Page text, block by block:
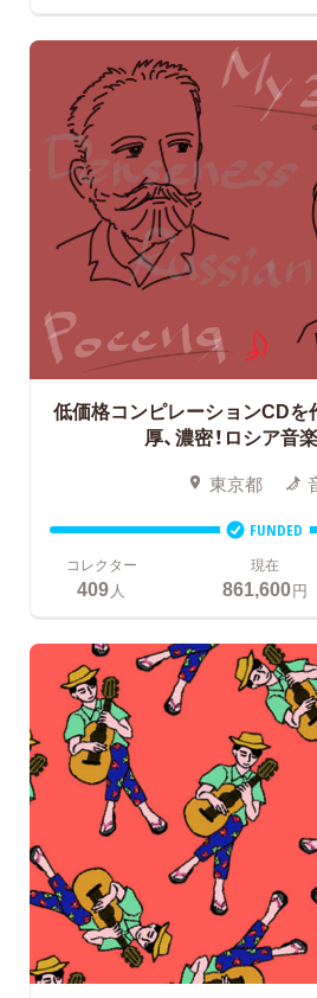
低価格コンピレーションCDを
厚、濃密！ロシア音
東京都
FUNDED
コレクター
409人
現在
861,600円